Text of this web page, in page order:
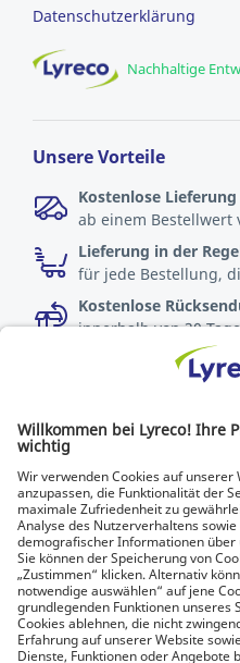
Datenschutzerklärung
Nachhaltige
Unsere Vorteile
Kostenlose Lieferung
ab einem Bestellwert
Lieferung in der
für jede Bestellung,
Kostenlose
innerhalb von 30
Spezialist für jeden
Die neuesten Nachrichten
Entdecken Sie Lyreco-
Arbeitsplätze
© Lyreco 2026 | Wir
Unternehmen. Daher
USt.).